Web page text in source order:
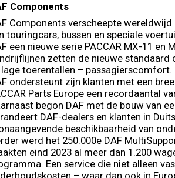
Components
Components verscheepte
touringcars, bussen en speciale
een nieuwe serie PACCAR MX-11
zetten de nieuwe standaard
lage toerentallen – passagierscomfort.
ondersteunt zijn klanten met een
Parts Europe een recordaantal
begon DAF met de bouw van
DAF-dealers en klanten in
beschikbaarheid van
werd het 250.000e DAF
eind 2023 al meer dan 1.200
Een service die niet alleen